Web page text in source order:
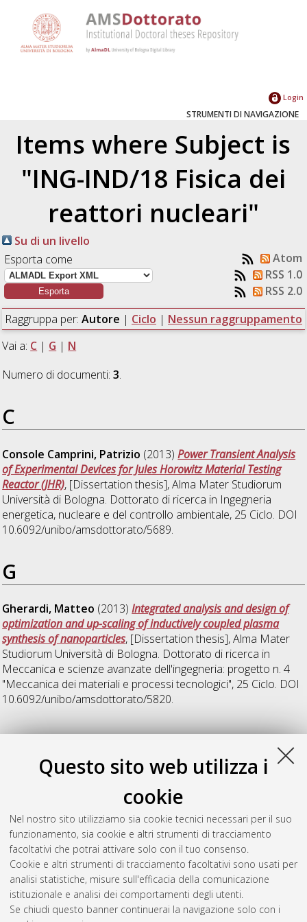
Questo sito web utilizza i
cookie
Nel nostro sito utilizziamo sia cookie tecnici necessari per il suo
funzionamento, sia cookie e altri strumenti di tracciamento
facoltativi che potrai attivare solo con il tuo consenso.
Cookie e altri strumenti di tracciamento facoltativi sono usati per
analisi statistiche, misure sull'efficacia della comunicazione
istituzionale e analisi dei comportamenti degli utenti.
Se chiudi questo banner continuerai la navigazione solo con i
Login
STRUMENTI DI NAVIGAZIONE
Items where Subject is
"ING-IND/18 Fisica dei
reattori nucleari"
Su di un livello
Esporta come
Atom
RSS 1.0
RSS 2.0
Raggruppa per: Autore | Ciclo | Nessun raggruppamento
Vai a: C | G | N
Numero di documenti:3.
C
Console Camprini, Patrizio (2013)Power Transient Analysis
of Experimental Devices for Jules Horowitz Material Testing
Reactor (JHR), [Dissertation thesis], Alma Mater Studiorum
Università di Bologna. Dottorato di ricerca in Ingegneria
energetica, nucleare e del controllo ambientale, 25 Ciclo. DOI
10.6092/unibo/amsdottorato/5689.
G
Gherardi, Matteo (2013)Integrated analysis and design of
optimization and up-scaling of inductively coupled plasma
synthesis of nanoparticles, [Dissertation thesis], Alma Mater
Studiorum Università di Bologna. Dottorato di ricerca in
Meccanica e scienze avanzate dell'ingegneria: progetto n. 4
"Meccanica dei materiali e processi tecnologici", 25 Ciclo. DOI
10.6092/unibo/amsdottorato/5820.
N
Nachtrodt, Frederik (2013)
Development of a method for
plasma - induced combustion of intermediate to low-level
, [Dissertation thesis], Alma Mater Studiorum
Università di Bologna. Dottorato di ricerca inIngegneria
energetica, nucleare e del controllo ambientale, 25 Ciclo. DOI
10.6092/unibo/amsdottorato/5793.
Questa lista e' stata generata ilFri Aug 7 20:33:24 2026 CEST